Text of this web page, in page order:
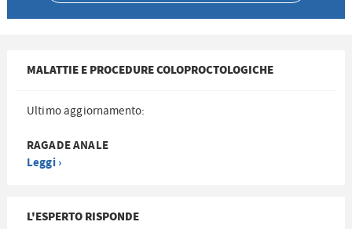
MALATTIE E PROCEDURE COLOPROCTOLOGICHE
Ultimo aggiornamento:
RAGADE ANALE
Leggi ›
L'ESPERTO RISPONDE